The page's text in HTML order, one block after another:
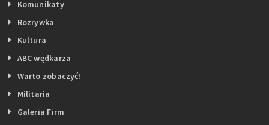
Komunikaty
Rozrywka
Kultura
ABC wędkarza
Warto zobaczyć!
Militaria
Galeria Firm